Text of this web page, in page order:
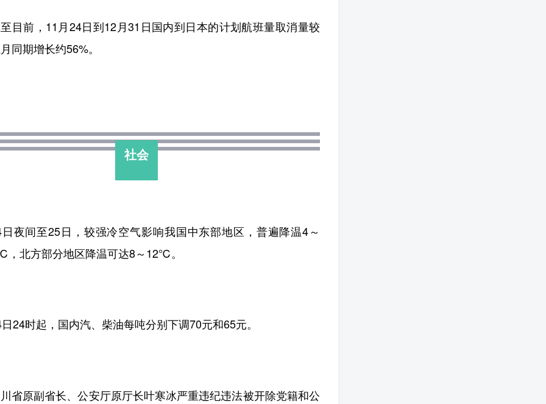
目前，11月24日到12月31日国内到日本的计划航班量取消量较
同期增长约56%。
社会
夜间至25日，较强冷空气影响我国中东部地区，普遍降温4～
北方部分地区降温可达8～12℃。
24时起，国内汽、柴油每吨分别下调70元和65元。
省原副省长、公安厅原厅长叶寒冰严重违纪违法被开除党籍和公